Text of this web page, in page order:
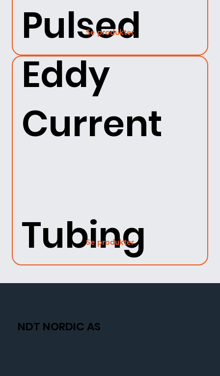
Pulsed
Eddy
Current
Se produkter
Tubing
Se produkter
NDT NORDIC AS